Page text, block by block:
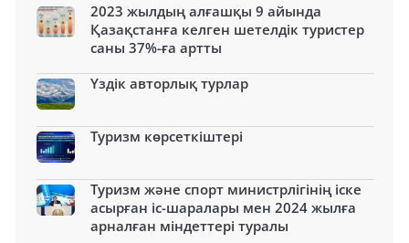
2023 жылдың алғашқы 9 айында
Қазақстанға келген шетелдік туристер
саны 37%-ға артты
Үздік авторлық турлар
Туризм көрсеткіштері
Туризм және спорт министрлігінің іске
асырған іс-шаралары мен 2024 жылға
арналған міндеттері туралы